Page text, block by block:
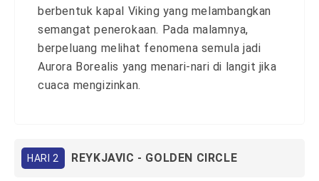
berbentuk kapal Viking yang melambangkan
semangat penerokaan. Pada malamnya,
berpeluang melihat fenomena semula jadi
Aurora Borealis yang menari-nari di langit jika
cuaca mengizinkan.
HARI 2 REYKJAVIC - GOLDEN CIRCLE